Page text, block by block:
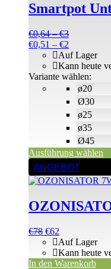
Smartpot
€0,64 –€3Preisspanne:
bis
€3
€0,51 – €2
€0,51
bis
€2
ø20
Ø30
ø25
ø35
Ø45
Auf Lager
Kann heute
Variante wählen:
Ausführung wählen
Varianten
auf.
Die
Optionen
können
der
Produktseite
gewählt
ANGEBOT
Ursprünglicher
Preis
war:
€78
€78Aktueller
Preis
ist:
€78.
€62
Auf Lager
Kann heute
In den Warenkorb